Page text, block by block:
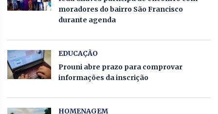
moradores do bairro São Francisco
durante agenda
EDUCAÇÃO
Prouni abre prazo para comprovar
informações da inscrição
HOMENAGEM